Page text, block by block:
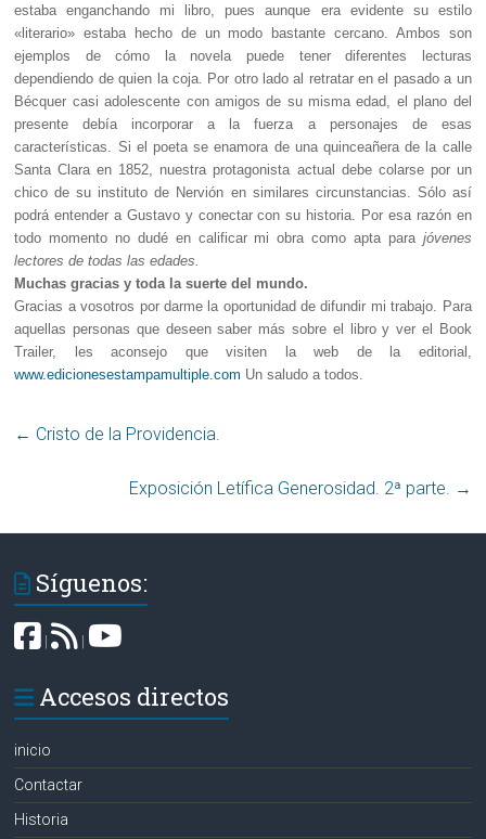
estaba enganchando mi libro, pues aunque era evidente su estilo
«literario» estaba hecho de un modo bastante cercano. Ambos son
ejemplos de cómo la novela puede tener diferentes lecturas
dependiendo de quien la coja. Por otro lado al retratar en el pasado a un
Bécquer casi adolescente con amigos de su misma edad, el plano del
presente debía incorporar a la fuerza a personajes de esas
características. Si el poeta se enamora de una quinceañera de la calle
Santa Clara en 1852, nuestra protagonista actual debe colarse por un
chico de su instituto de Nervión en similares circunstancias. Sólo así
podrá entender a Gustavo y conectar con su historia. Por esa razón en
todo momento no dudé en calificar mi obra como apta para jóvenes
lectores de todas las edades.
Muchas gracias y toda la suerte del mundo.
Gracias a vosotros por darme la oportunidad de difundir mi trabajo. Para
aquellas personas que deseen saber más sobre el libro y ver el Book
Trailer, les aconsejo que visiten la web de la editorial,
www.edicionesestampamultiple.com Un saludo a todos.
←
Exposición Letífica Generosidad. 2ª parte. →
Síguenos:
| |
Accesos directos
inicio
Contactar
Historia